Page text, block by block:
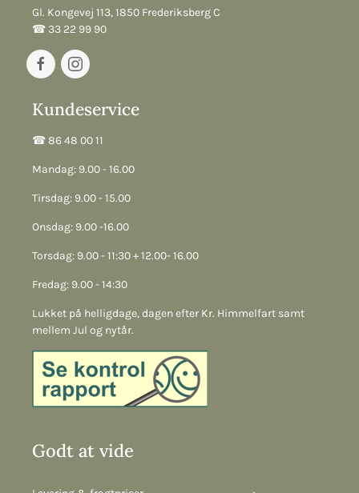
Gl. Kongevej 113, 1850 Frederiksberg C
☎︎ 33 22 99 90
Kundeservice
☎︎ 86 48 00 11
Mandag: 9.00 - 16.00
Tirsdag: 9.00 - 15.00
Onsdag: 9.00 -16.00
Torsdag: 9.00 - 11:30 + 12.00- 16.00
Fredag: 9.00 - 14:30
Lukket på helligdage, dagen efter Kr. Himmelfart samt
mellem Jul og nytår.
Godt at vide